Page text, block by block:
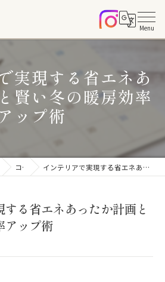
実現する省エネあ
賢い冬の暖房効率
アップ術
コラム インテリアで実現する省エネあったか計画と賢い冬の暖房効率アップ術
る省エネあったか計画と
アップ術